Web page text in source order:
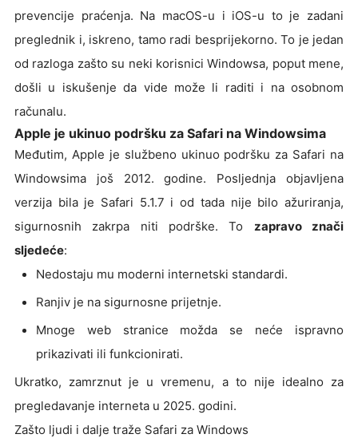
prevencije praćenja. Na macOS-u i iOS-u to je zadani
preglednik i, iskreno, tamo radi besprijekorno. To je jedan
od razloga zašto su neki korisnici Windowsa, poput mene,
došli u iskušenje da vide može li raditi i na osobnom
računalu.
Apple je ukinuo podršku za Safari na Windowsima
Međutim, Apple je službeno ukinuo podršku za Safari na
Windowsima još 2012. godine. Posljednja objavljena
verzija bila je Safari 5.1.7 i od tada nije bilo ažuriranja,
sigurnosnih zakrpa niti podrške. To zapravo znači
sljedeće:
Nedostaju mu moderni internetski standardi.
Ranjiv je na sigurnosne prijetnje.
Mnoge web stranice možda se neće ispravno
prikazivati ili funkcionirati.
Ukratko, zamrznut je u vremenu, a to nije idealno za
pregledavanje interneta u 2025. godini.
Zašto ljudi i dalje traže Safari za Windows